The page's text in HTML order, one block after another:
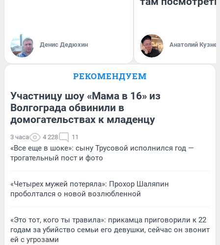
Денис Дедюхин Анатолий
РЕКОМЕНДУЕМ
Участницу шоу «Мама в 16» из
Волгограда обвинили в
домогательствах к младенцу
3 часа 4 228 11
«Все еще в шоке»: сыну Трусовой исполнился год —
трогательный пост и фото
«Четырех мужей потеряла»: Прохор Шаляпин
проболтался о новой возлюбленной
«Это тот, кого ты травила»: прикамца приговорили к 22
годам за убийство семьи его девушки, сейчас он звонит
ей с угрозами